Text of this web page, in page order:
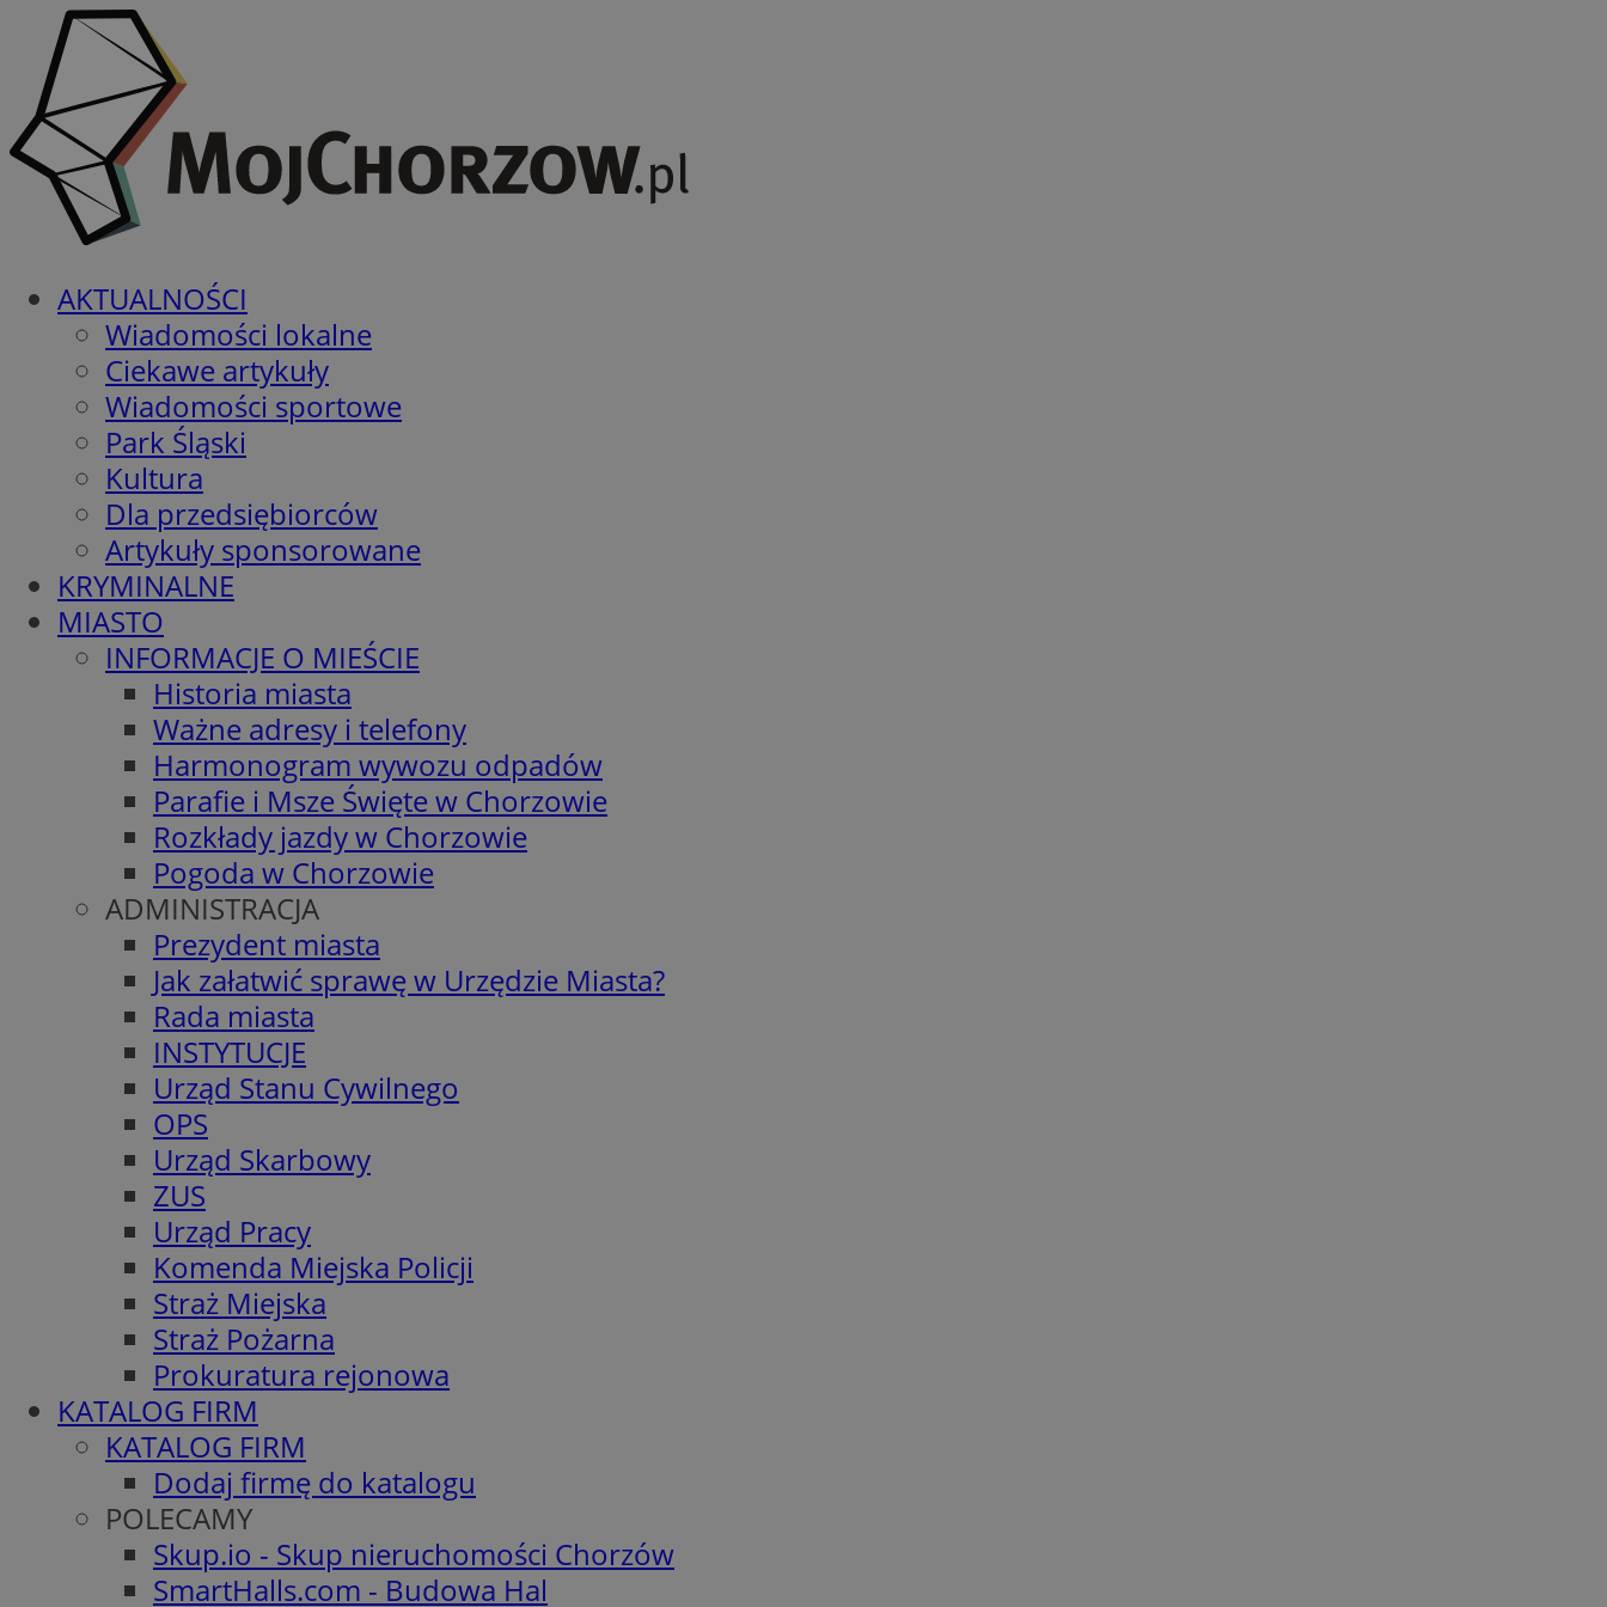
AKTUALNOŚCI
Wiadomości lokalne
Ciekawe artykuły
Wiadomości sportowe
Park Śląski
Kultura
Dla przedsiębiorców
Artykuły sponsorowane
KRYMINALNE
MIASTO
INFORMACJE O MIEŚCIE
Historia miasta
Ważne adresy i telefony
Harmonogram wywozu odpadów
Parafie i Msze Święte w Chorzowie
Rozkłady jazdy w Chorzowie
Pogoda w Chorzowie
ADMINISTRACJA
Prezydent miasta
Jak załatwić sprawę w Urzędzie Miasta?
Rada miasta
INSTYTUCJE
Urząd Stanu Cywilnego
OPS
Urząd Skarbowy
ZUS
Urząd Pracy
Komenda Miejska Policji
Straż Miejska
Straż Pożarna
Prokuratura rejonowa
KATALOG FIRM
KATALOG FIRM
Dodaj firmę do katalogu
POLECAMY
Skup.io - Skup nieruchomości Chorzów
SmartHalls.com - Budowa Hal